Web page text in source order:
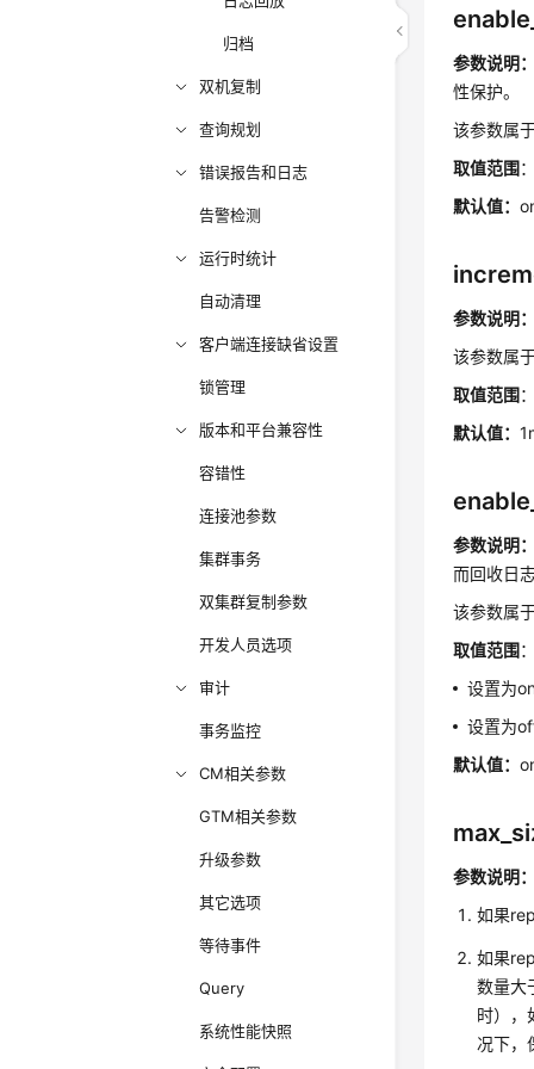
归档
双机复制
查询规划
错误报告和日志
告警检测
运行时统计
自动清理
客户端连接缺省设置
锁管理
版本和平台兼容性
容错性
连接池参数
集群事务
双集群复制参数
开发人员选项
审计
事务监控
CM相关参数
GTM相关参数
升级参数
其它选项
等待事件
Query
系统性能快照
参数说明
性保护。
该参数属
取值范围
默认值：
参数说明
该参数属
取值范围
默认值：
参数说明
而回收日
该参数属
取值范围
设置为
设置为
默认值：
参数说明
如果
如果
数量大
时），
况下，